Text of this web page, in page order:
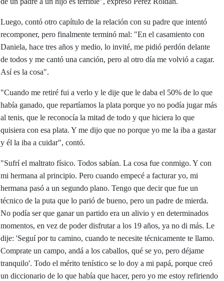
Luego, contó otro capítulo de la relación con su padre que intentó
recomponer, pero finalmente terminó mal: "En el casamiento con
Daniela, hace tres años y medio, lo invité, me pidió perdón delante
de todos y me cantó una canción, pero al otro día me volvió a cagar.
Así es la cosa".
"Cuando me retiré fui a verlo y le dije que le daba el 50% de lo que
había ganado, que repartíamos la plata porque yo no podía jugar más
al tenis, que le reconocía la mitad de todo y que hiciera lo que
quisiera con esa plata. Y me dijo que no porque yo me la iba a gastar
y él la iba a cuidar", contó.
"Sufrí el maltrato físico. Todos sabían. La cosa fue conmigo. Y con
mi hermana al principio. Pero cuando empecé a facturar yo, mi
hermana pasó a un segundo plano. Tengo que decir que fue un
técnico de la puta que lo parió de bueno, pero un padre de mierda.
No podía ser que ganar un partido era un alivio y en determinados
momentos, en vez de poder disfrutar a los 19 años, ya no di más. Le
dije: 'Seguí por tu camino, cuando te necesite técnicamente te llamo.
Comprate un campo, andá a los caballos, qué se yo, pero déjame
tranquilo'. Todo el mérito tenístico se lo doy a mi papá, porque creó
un diccionario de lo que había que hacer, pero yo me estoy refiriendo